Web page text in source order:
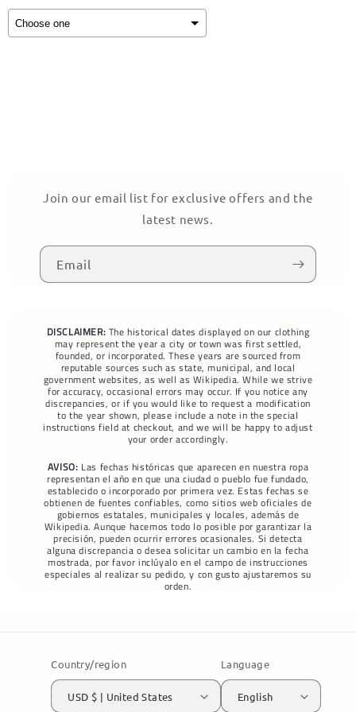
Join our email list for exclusive offers and the
latest news.
Email
DISCLAIMER: The historical dates displayed on our clothing
may represent the year a city or town was first settled,
founded, or incorporated. These years are sourced from
reputable sources such as state, municipal, and local
government websites, as well as Wikipedia. While we strive
for accuracy, occasional errors may occur. If you notice any
discrepancies, or if you would like to request a modification
to the year shown, please include a note in the special
instructions field at checkout, and we will be happy to adjust
your order accordingly.
AVISO: Las fechas históricas que aparecen en nuestra ropa
representan el año en que una ciudad o pueblo fue fundado,
establecido o incorporado por primera vez. Estas fechas se
obtienen de fuentes confiables, como sitios web oficiales de
gobiernos estatales, municipales y locales, además de
Wikipedia. Aunque hacemos todo lo posible por garantizar la
precisión, pueden ocurrir errores ocasionales. Si detecta
alguna discrepancia o desea solicitar un cambio en la fecha
mostrada, por favor inclúyalo en el campo de instrucciones
especiales al realizar su pedido, y con gusto ajustaremos su
orden.
Country/region
USD $ | United States
Language
English